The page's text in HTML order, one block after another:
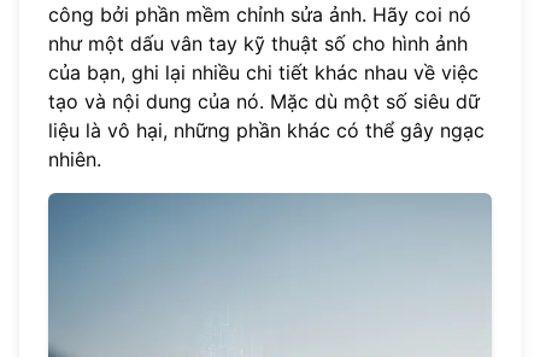
công bởi phần mềm chỉnh sửa ảnh. Hãy coi nó
như một dấu vân tay kỹ thuật số cho hình ảnh
của bạn, ghi lại nhiều chi tiết khác nhau về việc
tạo và nội dung của nó. Mặc dù một số siêu dữ
liệu là vô hại, những phần khác có thể gây ngạc
nhiên.